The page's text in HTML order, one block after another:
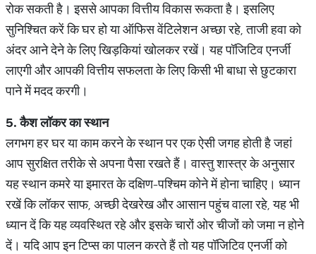
रोक सकती है। इससे आपका वित्तीय विकास रूकता है। इसलिए
सुनिश्चित करें कि घर हो या ऑफिस वेंटिलेशन अच्छा रहे, ताजी हवा को
अंदर आने देने के लिए खिड़कियां खोलकर रखें। यह पॉजिटिव एनर्जी
लाएगी और आपकी वित्तीय सफलता के लिए किसी भी बाधा से छुटकारा
पाने में मदद करगी।
5.कैशलॉकरकास्थान
लगभग हर घर या काम करने के स्थान पर एक ऐसी जगह होती है जहां
आप सुरक्षित तरीके से अपना पैसा रखते हैं। वास्तु शास्त्र के अनुसार
यह स्थान कमरे या इमारत के दक्षिण-पश्चिम कोने में होना चाहिए। ध्यान
रखें कि लॉकर साफ, अच्छी देखरेख और आसान पहुंच वाला रहे, यह भी
ध्यान दें कि यह व्यवस्थित रहे और इसके चारों ओर चीजों को जमा न होने
दें। यदि आप इन टिप्स का पालन करते हैं तो यह पॉजिटिव एनर्जी को